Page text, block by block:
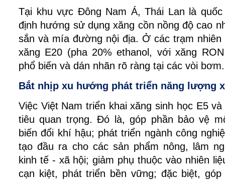
Tại khu vực Đông Nam Á, Thái Lan là
định hướng sử dụng xăng cồn nồng độ cao
sắn và mía đường nội địa. Ở các trạm nhiên
xăng E20 (pha 20% ethanol, với xăng
phổ biến và dán nhãn rõ ràng tại các vòi bơm.
Bắt nhịp xu hướng phát triển năng lượng
Việc Việt Nam triển khai xăng sinh học E5
tiêu quan trọng. Đó là, góp phần bảo vệ
biến đổi khí hậu; phát triển ngành công
tạo đầu ra cho các sản phẩm nông, lâm
kinh tế - xã hội; giảm phụ thuộc vào nhiên
cạn kiệt, phát triển bền vững; đặc biệt,